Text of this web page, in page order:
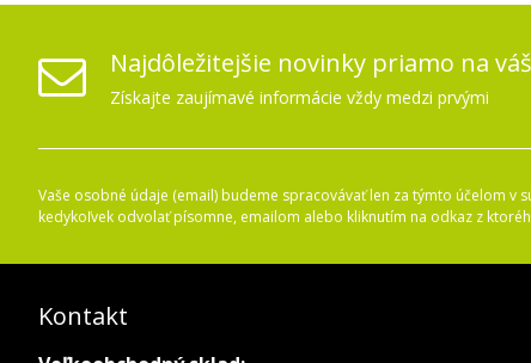
Najdôležitejšie novinky priamo na
Získajte zaujímavé informácie vždy medzi prvými
Vaše osobné údaje (email) budeme spracovávať len za týmto účelom v
kedykoľvek odvolať písomne, emailom alebo kliknutím na odkaz z
Kontakt